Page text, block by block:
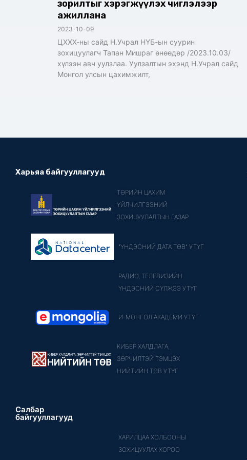
зорилтыг хэрэгжүүлэх чиглэлээр
ажиллана
2023-10-09
ЦХХХ-ны сайд Н.Учрал НҮБ-ын суурин
зохицуулагч Тапан Мишраг өнөөдөр /2023.10.03/
хүлээн авч уулзлаа. Уулзалтын эхэнд Н.Учрал сайд
Монгол улсын цахимжилт,
Харьяа байгууллагууд
ТӨРИЙН ЦАХИМ
ҮЙЛЧИЛГЭЭНИЙ
ЗОХИЦУУЛАЛТЫН ГАЗАР
"ҮНДЭСНИЙ ДАТА ТӨВ" УТҮГ
РАДИО, ТЕЛЕВИЗИЙН
ҮНДЭСНИЙ СҮЛЖЭЭ УТҮГ
И-МОНГОЛ АКАДЕМИ УТҮГ
КИБЕР ХАЛДЛАГА,
ЗӨРЧИЛТЭЙ ТЭМЦЭХ
НИЙТИЙН ТӨВ УТҮГ
Салбар
байгууллагууд
ХАРИЛЦАА ХОЛБООНЫ
ЗОХИЦУУЛАХ ХОРОО